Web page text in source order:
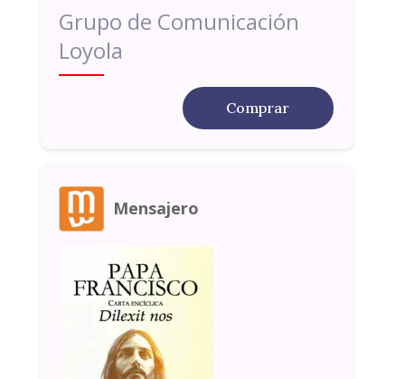
Grupo de Comunicación
Loyola
Comprar
Mensajero